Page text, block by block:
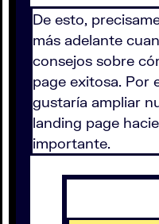
De esto,
más adelante
consejos sobre
page exitosa. Por
gustaría ampliar
landing page
importante.